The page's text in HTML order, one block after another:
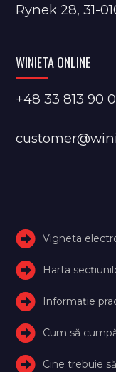
Rynek 28, 31-
WINIETA ONLINE
+48 33 813 90
Vigneta
Harta
Informație
Cum să
Cine trebuie